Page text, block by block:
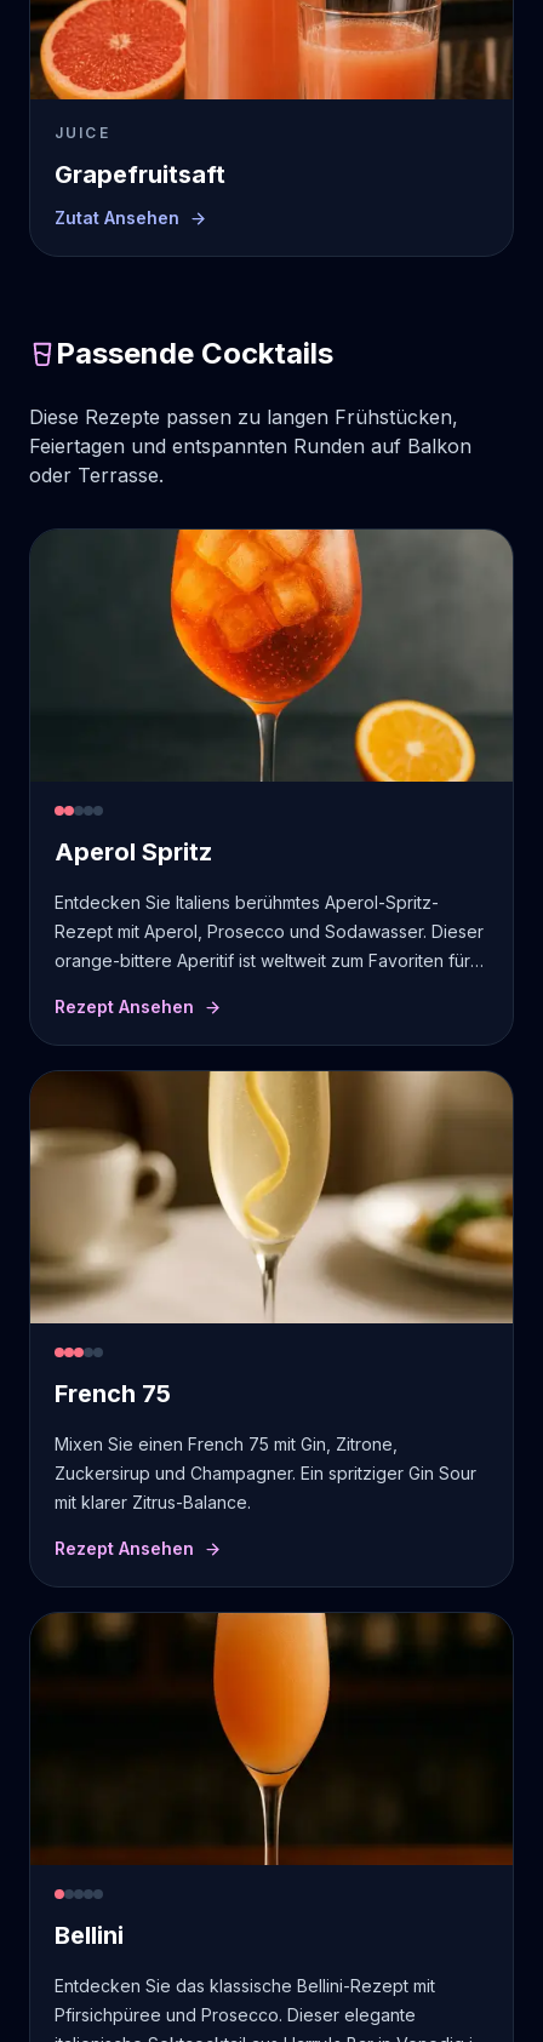
JUICE
Grapefruitsaft
Zutat Ansehen
Passende Cocktails
Diese Rezepte passen zu langen Frühstücken,
Feiertagen und entspannten Runden auf Balkon
oder Terrasse.
Aperol Spritz
Entdecken Sie Italiens berühmtes Aperol-Spritz-
Rezept mit Aperol, Prosecco und Sodawasser. Dieser
orange-bittere Aperitif ist weltweit zum Favoriten für
Rezept Ansehen
French 75
Mixen Sie einen French 75 mit Gin, Zitrone,
Zuckersirup und Champagner. Ein spritziger Gin Sour
mit klarer Zitrus-Balance.
Rezept Ansehen
Bellini
Entdecken Sie das klassische Bellini-Rezept mit
Pfirsichpüree und Prosecco. Dieser elegante